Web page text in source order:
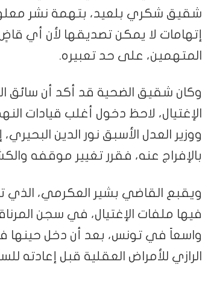
شقيق شكري بلعيد، بتهمة نشر
إتهامات لا يمكن تصديقها لأن أي
المتهمين، على حد تعبيره.
وكان شقيق الضحية قد أكد أن سائق
الإغتيال، لاحظ دخول أغلب قيادات
ووزير العدل الأسبق نور الدين
بالإفراج عنه، فقرر تغيير موقفه
ويقبع القاضي بشير العكرمي، الذي
فيها ملفات الإغتيال، في سجن
واسعاً في تونس، بعد أن دخل
الرازي للأمراض العقلية قبل إعادته